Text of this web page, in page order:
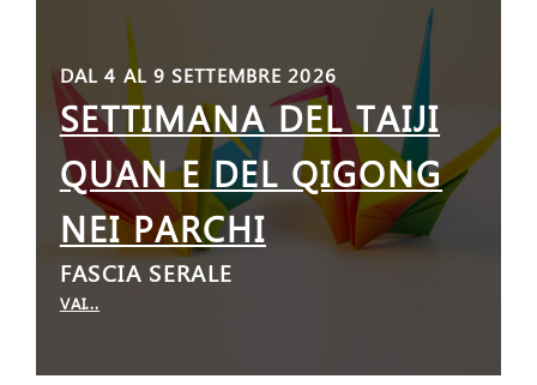
DAL 4 AL 9 SETTEMBRE 2026
SETTIMANA DEL TAIJI
QUAN E DEL QIGONG
NEI PARCHI
FASCIA SERALE
VAI...